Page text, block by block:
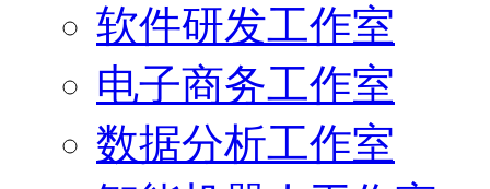
软件研发工作室
电子商务工作室
数据分析工作室